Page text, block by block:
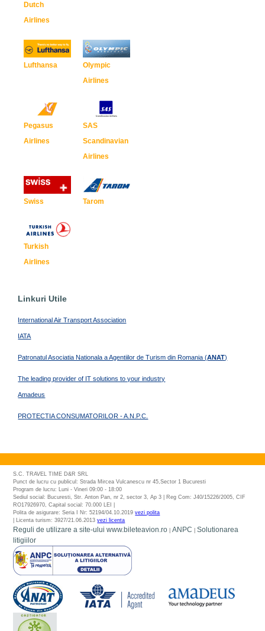
Dutch
Airlines
Lufthansa
Olympic
Airlines
Pegasus
Airlines
SAS
Scandinavian
Airlines
Swiss Tarom
Turkish
Airlines
Linkuri Utile
International Air Transport Association
IATA
Patronatul Asociatia Nationala a Agentiilor de Turism din Romania (ANAT)
The leading provider of IT solutions to your industry
Amadeus
PROTECTIA CONSUMATORILOR - A.N.P.C.
S.C. TRAVEL TIME D&R SRL
Punct de lucru cu publicul: Strada Mircea Vulcanescu nr 45,Sector 1 Bucuresti
Program de lucru: Luni - Vineri 09:00 - 18:00
Sediul social: Bucuresti, Str. Anton Pan, nr 2, sector 3, Ap 3 | Reg Com: J40/15226/2005, CIF
RO17926970, Capital social: 70.000 LEI |
Polita de asigurare: Seria I Nr: 52194/04.10.2019vezi polita
| Licenta turism: 3927/21.06.2013vezi licenta
Reguli de utilizare a site-ului www.bileteavion.ro |ANPC |Solutionarea
litigiilor